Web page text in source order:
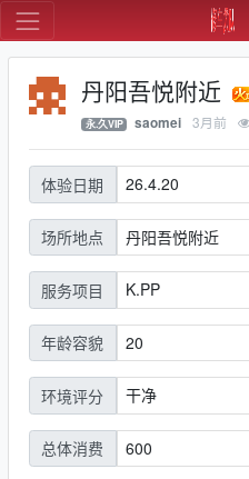
丹阳吾悦附近
永.久VIP saomei 3月前
体验日期 26.4.20
场所地点 丹阳吾悦附近
服务项目 K.PP
年龄容貌 20
环境评分 干净
总体消费 600